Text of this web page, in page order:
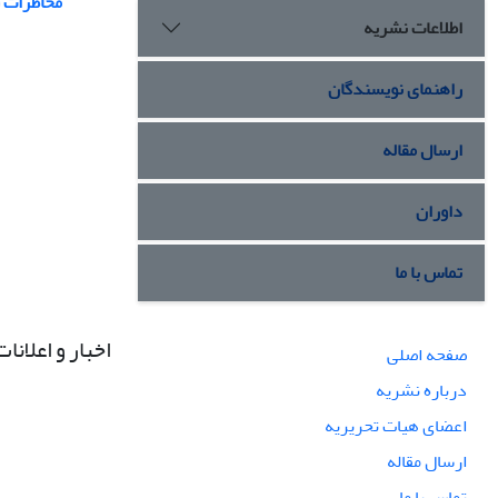
اطلاعات نشریه
راهنمای نویسندگان
ارسال مقاله
داوران
تماس با ما
صفحه اصلی
درباره نشریه
اعضای هیات تحریریه
ارسال مقاله
اخبار و